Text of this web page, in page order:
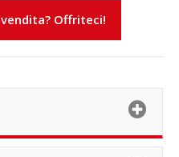
Offriteci!